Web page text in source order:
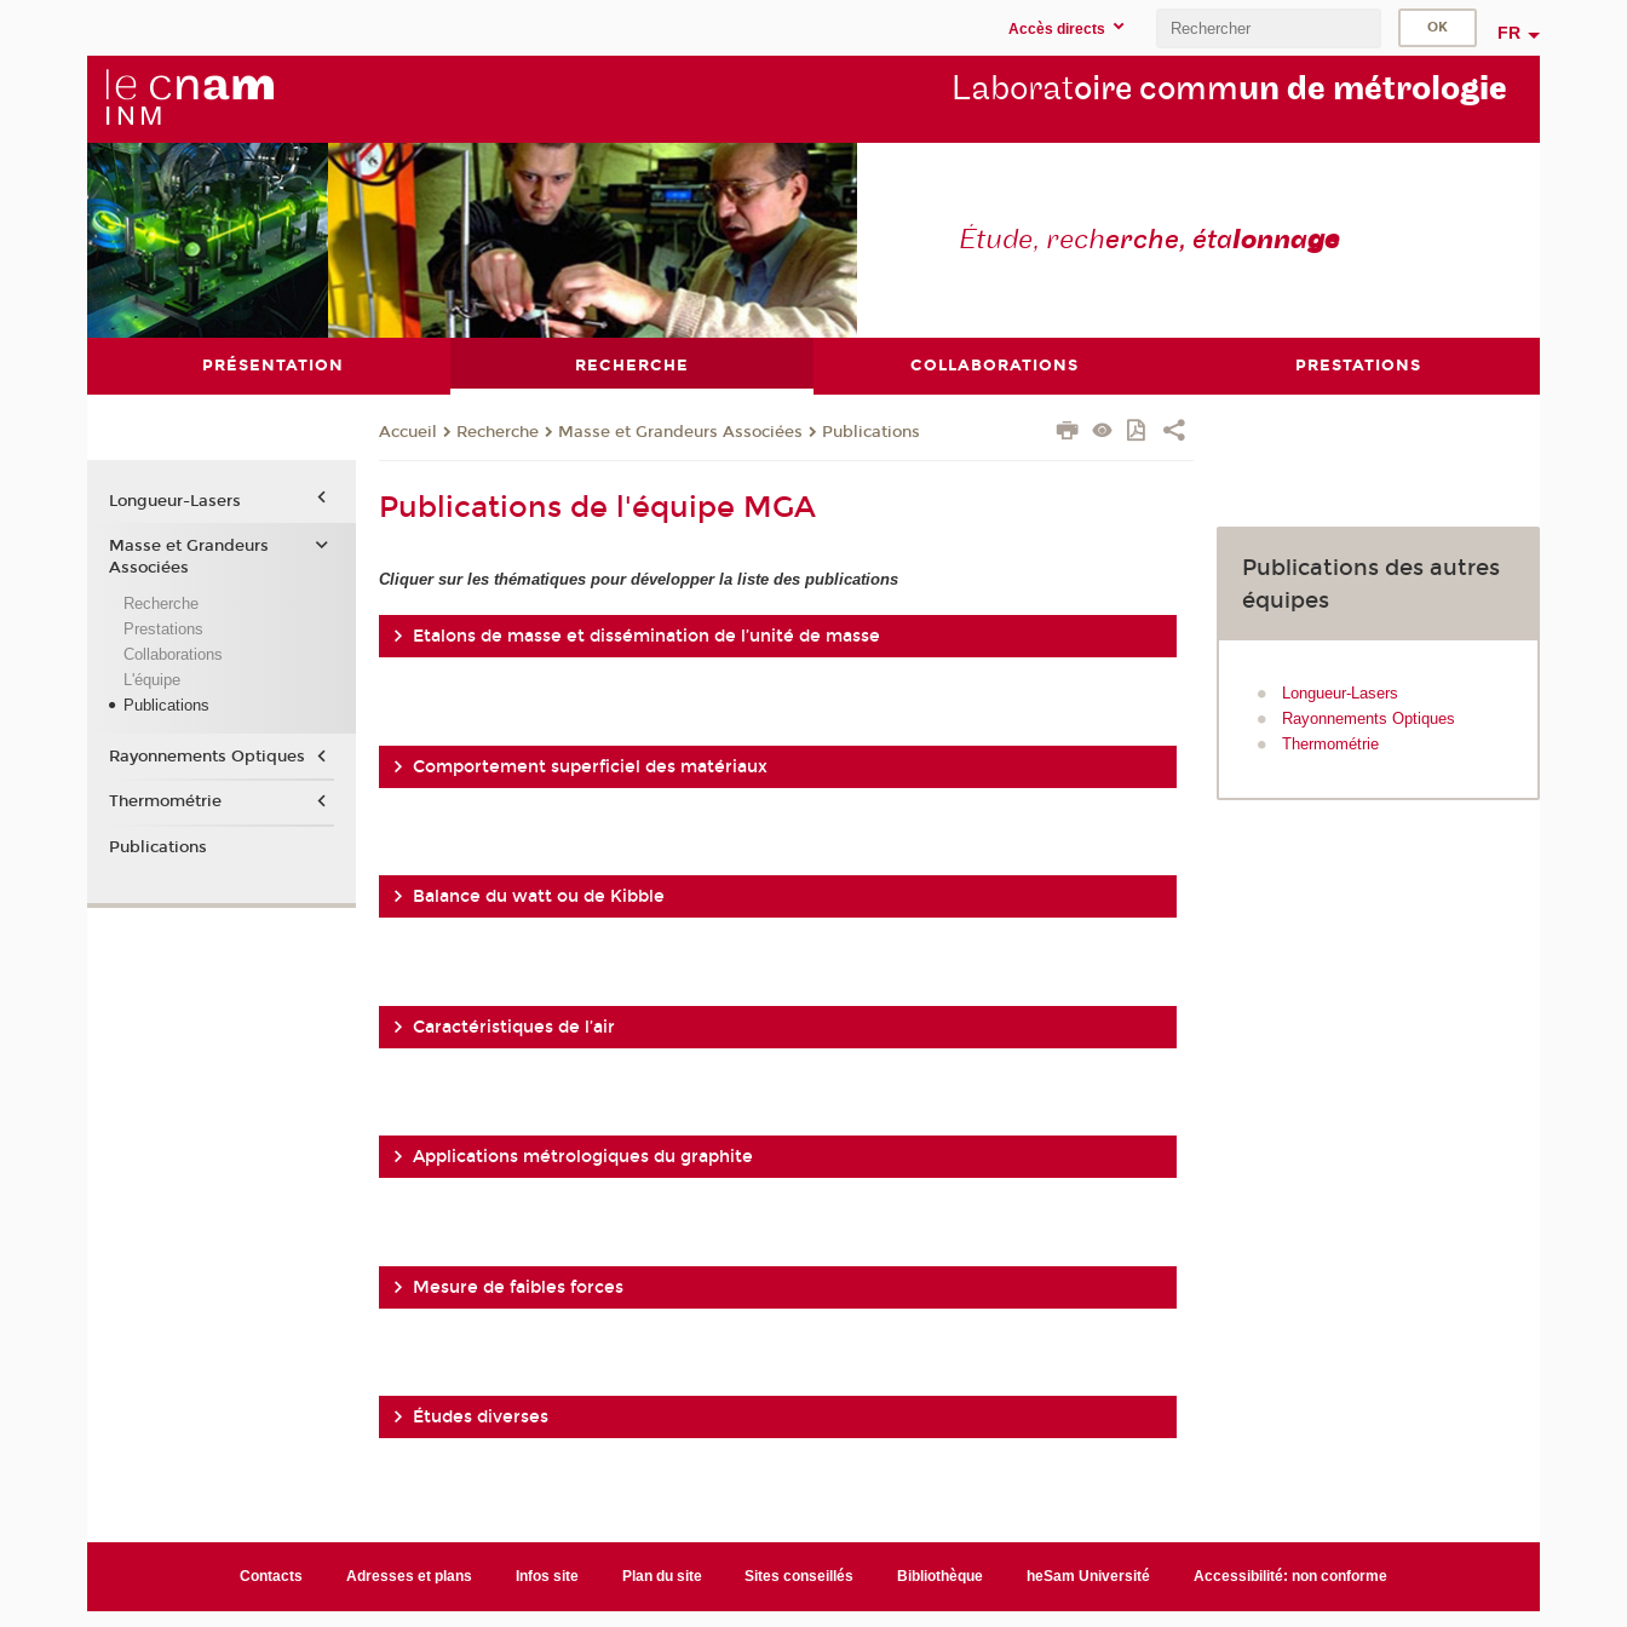
Accès directs FR
Laboratoire commun de métrologie
Étude, recherche, étalonnage
PRÉSENTATION RECHERCHE COLLABORATIONS PRESTATIONS
Accueil Recherche Masse et Grandeurs Associées Publications
Publications de l'équipe MGA
Cliquer sur les thématiques pour développer la liste des publications
Etalons de masse et dissémination de l’unité de masse
Comportement superficiel des matériaux
Balance du watt ou de Kibble
Caractéristiques de l’air
Applications métrologiques du graphite
Mesure de faibles forces
Études diverses
Publications des autres
équipes
Longueur-Lasers
Rayonnements Optiques
Thermométrie
Longueur-Lasers
Masse et Grandeurs
Associées
Recherche
Prestations
Collaborations
L'équipe
Publications
Rayonnements Optiques
Thermométrie
Publications
Contacts Adresses et plans Infos site Plan du site Sites conseillés Bibliothèque heSam Université Accessibilité: non conforme